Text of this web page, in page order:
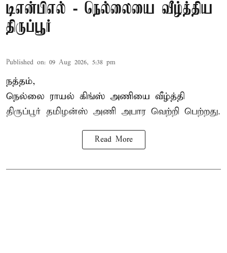
டிஎன்பிஎல் - நெல்லையை வீழ்த்திய
திருப்பூர்
Published on: 09 Aug 2026, 5:38 pm
நத்தம்,
நெல்லை ராயல் கிங்ஸ் அணியை வீழ்த்தி
திருப்பூர் தமிழன்ஸ் அணி அபார வெற்றி பெற்றது.
Read More